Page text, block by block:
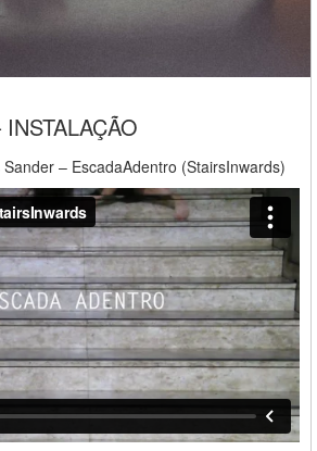
– EscadaAdentro (StairsInwards)